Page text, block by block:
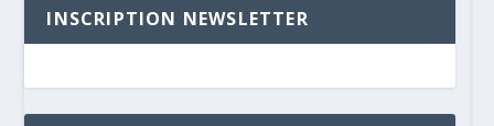
INSCRIPTION NEWSLETTER